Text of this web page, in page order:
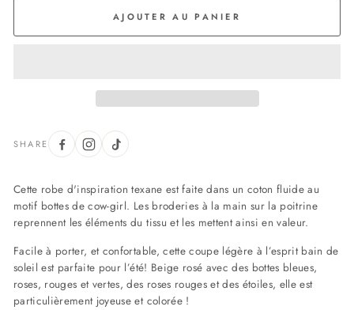
AJOUTER AU PANIER
SHARE
Cette robe d'inspiration texane est faite dans un coton fluide au
motif bottes de cow-girl. Les broderies à la main sur la poitrine
reprennent les éléments du tissu et les mettent ainsi en valeur.
Facile à porter, et confortable, cette coupe légère à l’esprit bain de
soleil est parfaite pour l’été! Beige rosé avec des bottes bleues,
roses, rouges et vertes, des roses rouges et des étoiles, elle est
particulièrement joyeuse et colorée !